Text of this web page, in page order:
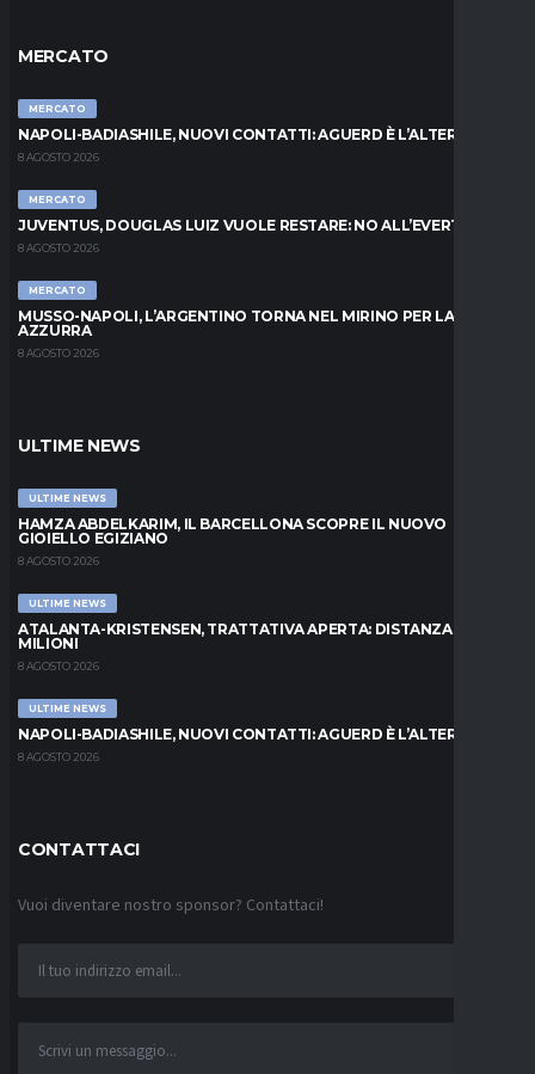
MERCATO
MERCATO
NAPOLI-BADIASHILE, NUOVI CONTATTI: AGUERD È L’ALTERNATIVA
8 AGOSTO 2026
MERCATO
JUVENTUS, DOUGLAS LUIZ VUOLE RESTARE: NO ALL’EVERTON
8 AGOSTO 2026
MERCATO
MUSSO-NAPOLI, L’ARGENTINO TORNA NEL MIRINO PER LA PORTA
AZZURRA
8 AGOSTO 2026
ULTIME NEWS
ULTIME NEWS
HAMZA ABDELKARIM, IL BARCELLONA SCOPRE IL NUOVO
GIOIELLO EGIZIANO
8 AGOSTO 2026
ULTIME NEWS
ATALANTA-KRISTENSEN, TRATTATIVA APERTA: DISTANZA DI 5
MILIONI
8 AGOSTO 2026
ULTIME NEWS
NAPOLI-BADIASHILE, NUOVI CONTATTI: AGUERD È L’ALTERNATIVA
8 AGOSTO 2026
CONTATTACI
Vuoi diventare nostro sponsor? Contattaci!